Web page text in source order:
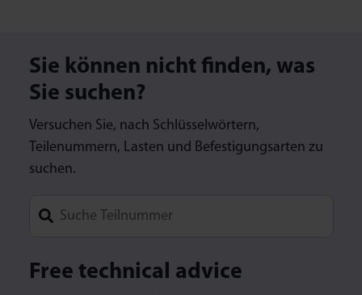
Sie können nicht finden, was
Sie suchen?
Versuchen Sie, nach Schlüsselwörtern,
Teilenummern, Lasten und Befestigungsarten zu
suchen.
Free technical advice